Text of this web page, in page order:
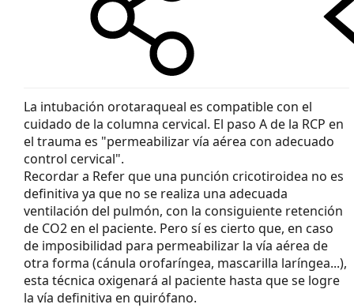
La intubación orotaraqueal es compatible con el
cuidado de la columna cervical. El paso A de la RCP en
el trauma es "permeabilizar vía aérea con adecuado
control cervical".
Recordar a Refer que una punción cricotiroidea no es
definitiva ya que no se realiza una adecuada
ventilación del pulmón, con la consiguiente retención
de CO2 en el paciente. Pero sí es cierto que, en caso
de imposibilidad para permeabilizar la vía aérea de
otra forma (cánula orofaríngea, mascarilla laríngea...),
esta técnica oxigenará al paciente hasta que se logre
la vía definitiva en quirófano.